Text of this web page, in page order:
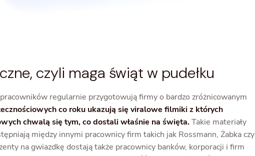
czyli maga świąt w pudełku
regularnie przygotowują firmy o bardzo zróżnicowanym
co roku ukazują się viralowe filmiki z których
chwalą się tym, co dostali właśnie na święta.Takie materiały
między innymi pracownicy firm takich jak Rossmann, Żabka czy
na gwiazdkę dostają także pracownicy banków, korporacji i firm